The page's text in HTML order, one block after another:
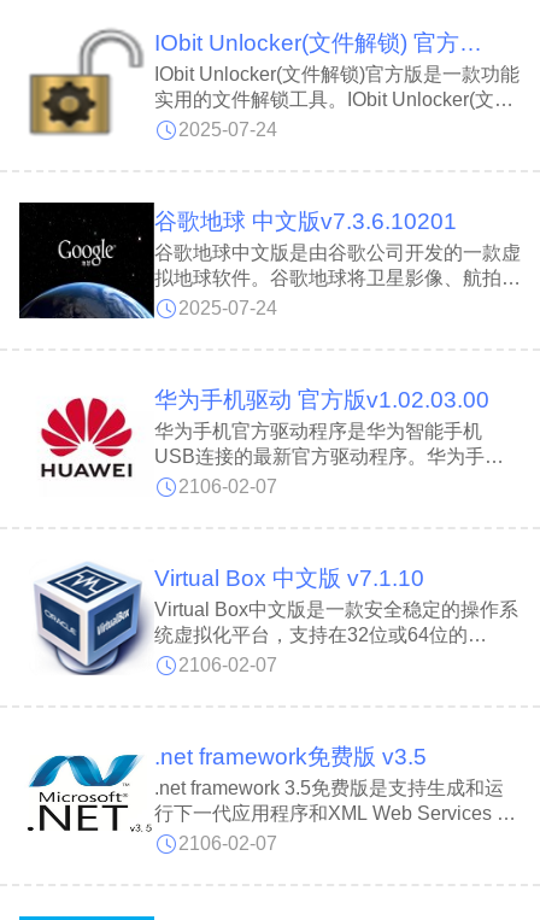
构、集中管理、高可用性以及性能监控于一
体的综合解决方案，被公认为业界最稳定可
靠的虚拟化平台。
IObit Unlocker(文件解锁) 官方版 v1.2
IObit Unlocker(文件解锁)官方版是一款功能
实用的文件解锁工具。IObit Unlocker(文件
解锁)官方版支持通过拖放或点击添加按钮
命名、移动及复制等操作，有效解决文件无
切换到“强制”模式时，IObit Unlocker能够终
止所有与锁定文件或文件夹相关的进程。
2025-07-24
谷歌地球 中文版v7.3.6.10201
谷歌地球中文版是由谷歌公司开发的一款虚
拟地球软件。谷歌地球将卫星影像、航拍图
像和空间信息系统整合于三维模型之中，能
息。此外，谷歌地球中文版还支持用户浏览
海平面升降等相关数据。
2025-07-24
华为手机驱动 官方版v1.02.03.00
华为手机官方驱动程序是华为智能手机
USB连接的最新官方驱动程序。华为手机
驱动能够解决手机通过USB数据线连接电
手机驱动兼容32位与64位的Windows XP、
靠！
2106-02-07
Virtual Box 中文版 v7.1.10
Virtual Box中文版是一款安全稳定的操作系
统虚拟化平台，支持在32位或64位的
Windows、Solaris及Linux等宿主操作系统
Box具备良好的兼容性与稳定性，支持硬件
Virtual Box开源免费、操作简便的特点，也
使其成为个人用户学习与实验不同操作系统
的首选方案。
2106-02-07
.net framework免费版 v3.5
.net framework 3.5免费版是支持生成和运
行下一代应用程序和XML Web Services 的
内部Windows 组件。用于Windows的新托
版还包含若干技术领域中的大量新功
2106-02-07